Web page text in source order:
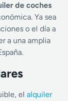
de coches
Ya sea
o el día a
a una amplia
el alquiler